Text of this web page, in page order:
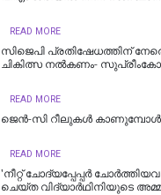
READ MORE
സിജെപി പ്രതിഷേധത്തിന്
ചികിത്സ നൽകണം-
READ MORE
ജെന്‍-സി റീലുകള്‍ കാണുമ്പോള്‍
READ MORE
'നീറ്റ് ചോദ്യപ്പേപ്പർ
ചെയ്ത വിദ്യാർഥിനിയുടെ അമ്മ